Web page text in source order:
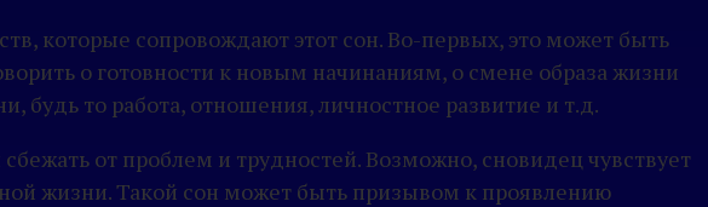
которые сопровождают этот сон. Во-первых, это может быть
о готовности к новым начинаниям, о смене образа жизни
то работа, отношения, личностное развитие и т.д.
от проблем и трудностей. Возможно, сновидец чувствует
жизни. Такой сон может быть призывом к проявлению